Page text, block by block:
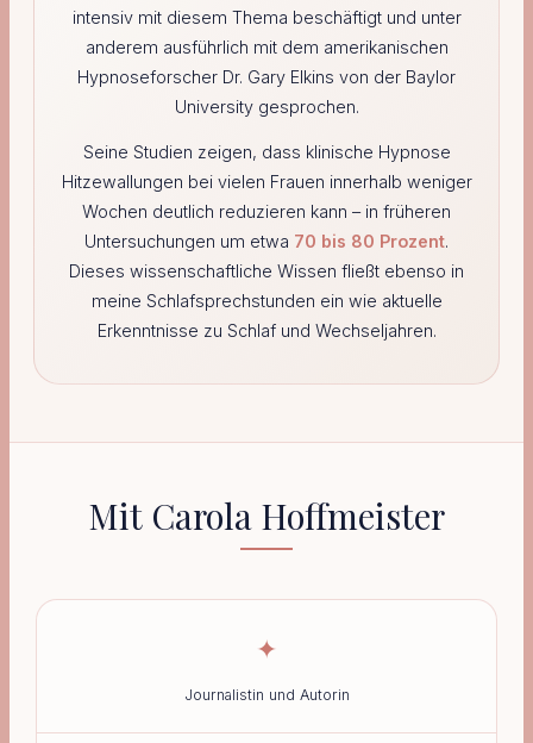
intensiv mit diesem Thema beschäftigt und unter
anderem ausführlich mit dem amerikanischen
Hypnoseforscher Dr. Gary Elkins von der Baylor
University gesprochen.
Seine Studien zeigen, dass klinische Hypnose
Hitzewallungen bei vielen Frauen innerhalb weniger
Wochen deutlich reduzieren kann – in früheren
Untersuchungen um etwa 70 bis 80 Prozent.
Dieses wissenschaftliche Wissen fließt ebenso in
meine Schlafsprechstunden ein wie aktuelle
Erkenntnisse zu Schlaf und Wechseljahren.
Mit Carola Hoffmeister
✦
Journalistin und Autorin